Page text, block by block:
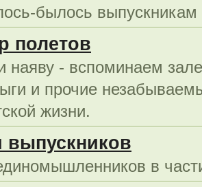
былось выпускникам
полетов
наяву - вспоминаем
и прочие
жизни.
выпускников
в